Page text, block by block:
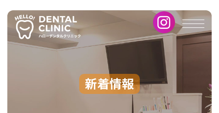
年
末
年
の
新着情報